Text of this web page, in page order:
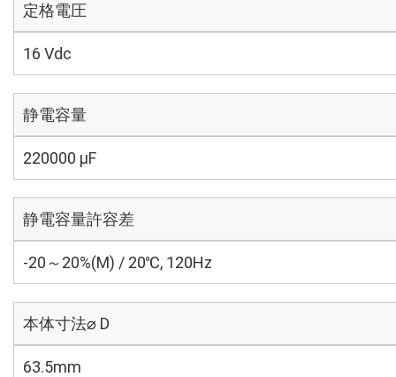
定格電圧
16 Vdc
静電容量
220000 µF
静電容量許容差
-20～20%(M) / 20℃, 120Hz
本体寸法⌀ D
63.5mm